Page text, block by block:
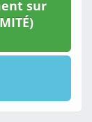
sur